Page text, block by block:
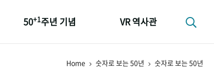
50+1주년 기념 VR 역사관
Home 숫자로 보는 50년 숫자로 보는 50년